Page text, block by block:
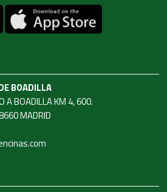
BOADILLA
A BOADILLA KM 4, 600.
MADRID